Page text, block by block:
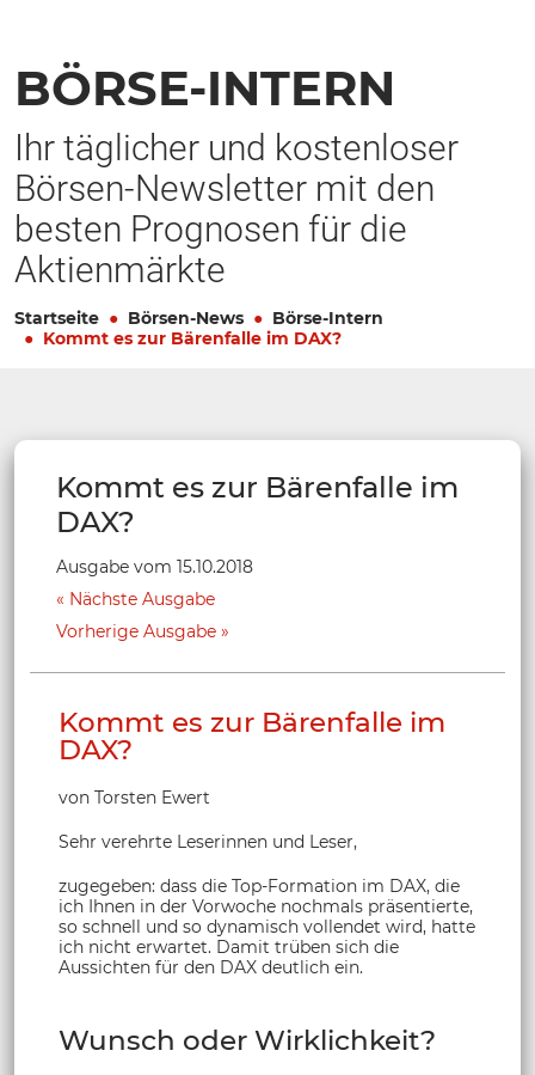
BÖRSE-INTERN
Ihr täglicher und kostenloser
Börsen-Newsletter mit den
besten Prognosen für die
Aktienmärkte
Startseite Börsen-News
Börse-Intern
Kommt es zur Bärenfalle im DAX?
Kommt es zur Bärenfalle im
DAX?
Ausgabe vom 15.10.2018
Nächste Ausgabe
Vorherige Ausgabe
Kommt es zur Bärenfalle im
DAX?
von Torsten Ewert
Sehr verehrte Leserinnen und Leser,
zugegeben: dass die Top-Formation im DAX, die
ich Ihnen in der Vorwoche nochmals präsentierte,
so schnell und so dynamisch vollendet wird, hatte
ich nicht erwartet. Damit trüben sich die
Aussichten für den DAX deutlich ein.
Wunsch oder Wirklichkeit?